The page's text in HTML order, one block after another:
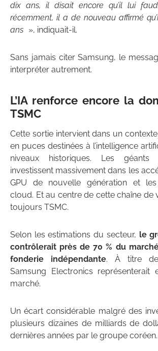
dix ans, il disait encore qu’il lui
récemment, il a de nouveau affirmé
ans », indiquait-il.
Sans jamais citer Samsung, le
interpréter autrement.
L’IA renforce encore la
TSMC
Cette sortie intervient dans un
en puces destinées à l’intelligence
niveaux historiques. Les géants
investissent massivement dans les
GPU de nouvelle génération et les
cloud. Et au centre de cette chaîne de
toujours TSMC.
Selon les estimations du secteur, le
contrôlerait près de 70 % du
fonderie indépendante. À titre de
Samsung Electronics représenterait
marché.
Un écart considérable malgré des
plusieurs dizaines de milliards de
dernières années par le groupe coréen.